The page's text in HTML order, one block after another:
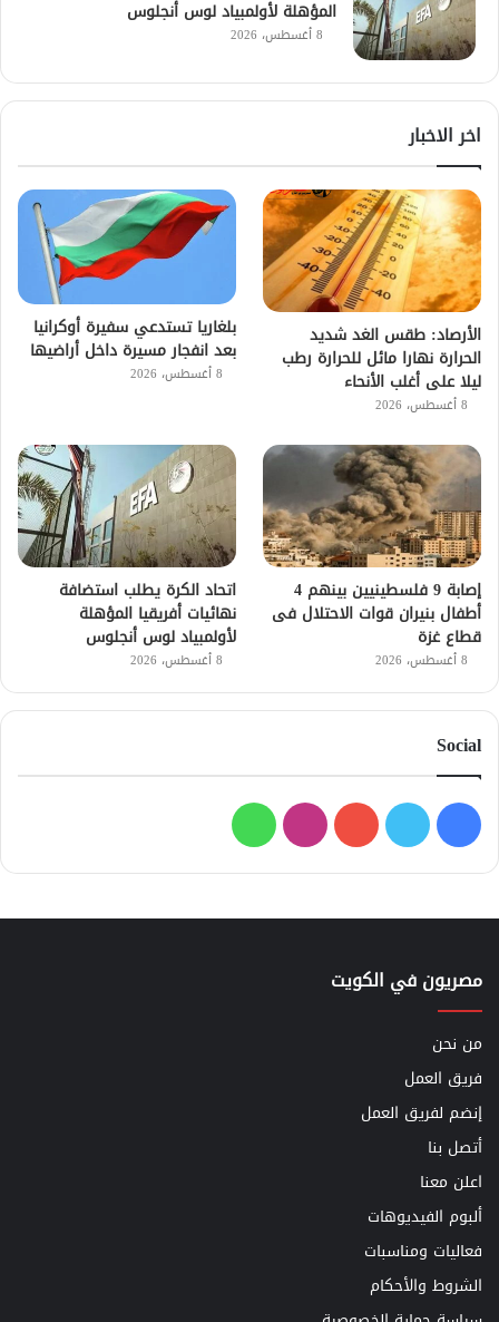
المؤهلة لأولمبياد لوس أنجلوس
8 أغسطس، 2026
اخر الاخبار
الأرصاد: طقس الغد شديد
الحرارة نهارا مائل للحرارة رطب
ليلا على أغلب الأنحاء
8 أغسطس، 2026
بلغاريا تستدعي سفيرة أوكرانيا
بعد انفجار مسيرة داخل أراضيها
8 أغسطس، 2026
إصابة 9 فلسطينيين بينهم 4
أطفال بنيران قوات الاحتلال فى
قطاع غزة
8 أغسطس، 2026
اتحاد الكرة يطلب استضافة
نهائيات أفريقيا المؤهلة
لأولمبياد لوس أنجلوس
8 أغسطس، 2026
Social
فيسبوك
تويتر يوتيوبانستقرامواتساب
مصريون في الكويت
من نحن
فريق العمل
إنضم لفريق العمل
أتصل بنا
اعلن معنا
ألبوم الفيديوهات
فعاليات ومناسبات
الشروط والأحكام